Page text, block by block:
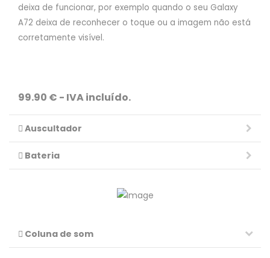
deixa de funcionar, por exemplo quando o seu Galaxy
A72 deixa de reconhecer o toque ou a imagem não está
corretamente visível.
99.90 € - IVA incluído.
Auscultador
Bateria
Coluna de som